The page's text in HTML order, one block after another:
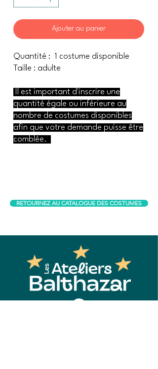
Ajouter au panier
Quantité : 1 costume disponible
Taille : adulte
Il est important d'inscrire une
quantité égale ou inférieure au
nombre de costumes disponibles
afin que votre demande puisse être
comblée.
RETOURNEZ AU CATALOGUE DES COSTUMES